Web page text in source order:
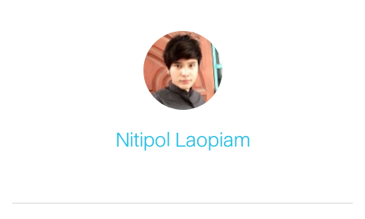
Nitipol Laopiam